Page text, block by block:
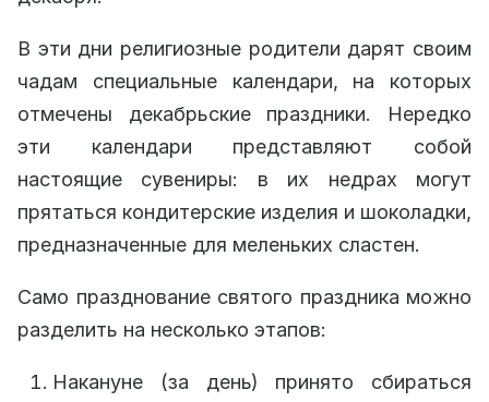
В эти дни религиозные родители дарят своим
чадам специальные календари, на которых
отмечены декабрьские праздники. Нередко
эти календари представляют собой
настоящие сувениры: в их недрах могут
прятаться кондитерские изделия и шоколадки,
предназначенные для меленьких сластен.
Само празднование святого праздника можно
разделить на несколько этапов:
Накануне (за день) принято сбираться